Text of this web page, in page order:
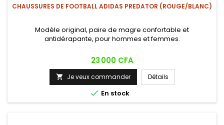
CHAUSSURES DE FOOTBALL ADIDAS PREDATOR (ROUGE/BLANC)
Modèle original, paire de magre confortable et
antidérapante, pour hommes et femmes.
Prix
23 000 CFA
 Je veux commander Détails
 En stock